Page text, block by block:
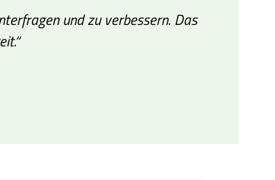
und zu verbessern. Das